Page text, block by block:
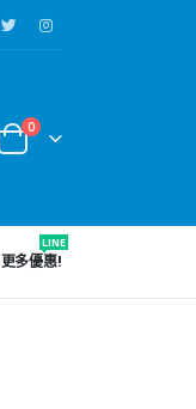
0
更多優惠!
LINE